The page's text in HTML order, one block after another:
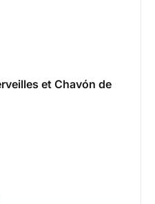
et Chavón de